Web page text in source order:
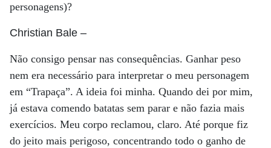
personagens)?
Christian Bale –
Não consigo pensar nas consequências. Ganhar peso
nem era necessário para interpretar o meu personagem
em “Trapaça”. A ideia foi minha. Quando dei por mim,
já estava comendo batatas sem parar e não fazia mais
exercícios. Meu corpo reclamou, claro. Até porque fiz
do jeito mais perigoso, concentrando todo o ganho de